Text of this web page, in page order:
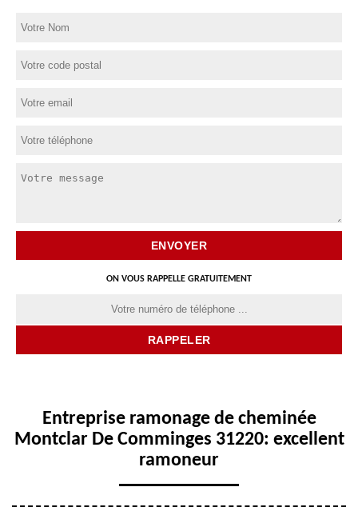
ON VOUS RAPPELLE GRATUITEMENT
Entreprise ramonage de cheminée
Montclar De Comminges 31220: excellent
ramoneur